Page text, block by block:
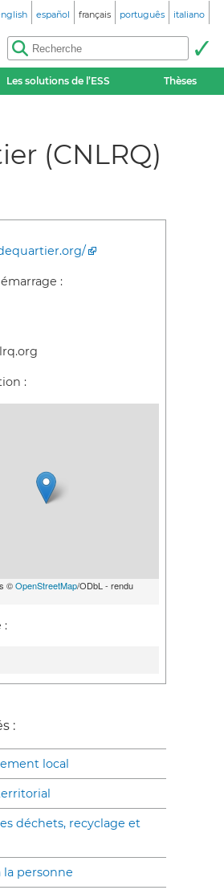
español français português italiano
Les solutions de l’ESS Thèses
(CNLRQ)
:
:
©OpenStreetMap/ODbL - rendu
:
:
local
déchets, recyclage et
la personne